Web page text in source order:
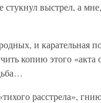
стукнул выстрел, а
и карательная
копию этого
расстрела»,